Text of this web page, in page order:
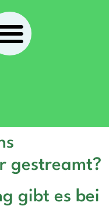
gestreamt?
gibt es bei